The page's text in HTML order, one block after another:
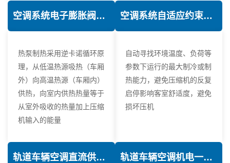
空调系统电子膨胀阀热力学优化技术
热泵制热采用逆卡诺循环原
理，从低温热源吸热（车厢
外）向高温热源（车厢内）
供热，向室内供热热量等于
从室外吸收的热量加上压缩
机输入的能量
空调系统自适应约束控制技术
自动寻找环境温度、负荷等
参数下运行的最大制冷或制
热能力，避免压缩机的反复
启停影响客室舒适度，避免
损坏压机
轨道车辆空调直流供电技术 轨道车辆空调机电一体化技术